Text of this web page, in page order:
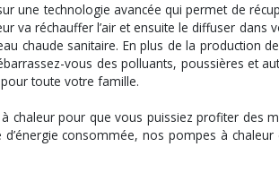
une technologie avancée qui permet de
va réchauffer l’air et ensuite le diffuser
chaude sanitaire. En plus de la production
vous des polluants, poussières et
toute votre famille.
chaleur pour que vous puissiez profiter des
d’énergie consommée, nos pompes à